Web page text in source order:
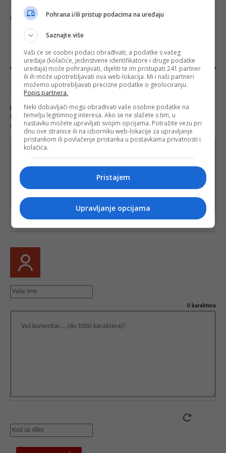
(DEPO PORTAL/dg)
Komentari - Ukupno 0
NAPOMENA- Portal Depo.ba zadržava pravo da obriše neprimjereni dio ili cijeli
komentar bez najave i objašnjenja. Mišljenja iznešena u komentarima nisu stavovi
redakcije web portala Depo.ba!
0 karaktera
Pohrana i/ili pristup podacima na uređaju
Saznajte više
Vaši će se osobni podaci obrađivati, a podatke s vašeg
uređaja (kolačiće, jedinstvene identifikatore i druge podatke
uređaja) može pohranjivati, dijeliti te im pristupati 241 partner
ili ih može upotrebljavati ova web-lokacija. Mi i naši partneri
možemo upotrebljavati precizne podatke o geolociranju.
Popis partnera.
Neki dobavljači mogu obrađivati vaše osobne podatke na
temelju legitimnog interesa. Ako se ne slažete s tim, u
nastavku možete upravljati svojim opcijama. Potražite vezu pri
dnu ove stranice ili na izborniku web-lokacije za upravljanje
pristankom ili povlačenje pristanka u postavkama privatnosti i
kolačića.
Pristajem
Upravljanje opcijama